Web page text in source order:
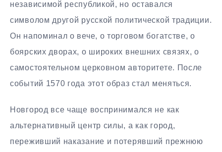
независимой республикой, но оставался
символом другой русской политической традиции.
Он напоминал о вече, о торговом богатстве, о
боярских дворах, о широких внешних связях, о
самостоятельном церковном авторитете. После
событий 1570 года этот образ стал меняться.
Новгород все чаще воспринимался не как
альтернативный центр силы, а как город,
переживший наказание и потерявший прежнюю